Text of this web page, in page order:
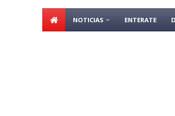
NOTICIAS ENTERATE